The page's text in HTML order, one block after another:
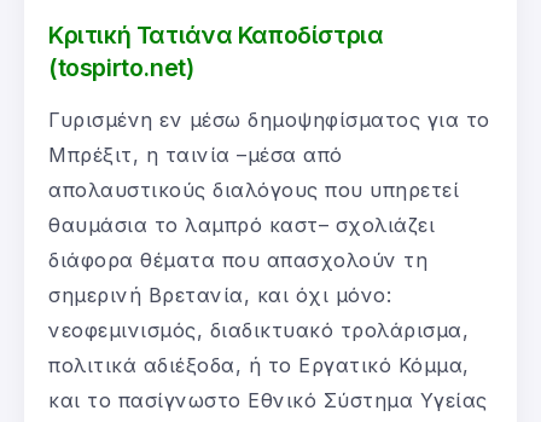
Κριτική Τατιάνα Καποδίστρια
(tospirto.net)
Γυρισμένη εν μέσω δημοψηφίσματος για το
Μπρέξιτ, η ταινία –μέσα από
απολαυστικούς διαλόγους που υπηρετεί
θαυμάσια το λαμπρό καστ– σχολιάζει
διάφορα θέματα που απασχολούν τη
σημερινή Βρετανία, και όχι μόνο:
νεοφεμινισμός, διαδικτυακό τρολάρισμα,
πολιτικά αδιέξοδα, ή το Εργατικό Κόμμα,
και το πασίγνωστο Εθνικό Σύστημα Υγείας